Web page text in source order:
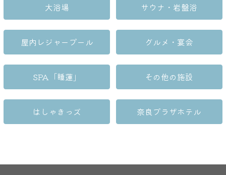
大浴場 サウナ・岩盤浴
屋内レジャープール グルメ・宴会
SPA「睡蓮」 その他の施設
はしゃきっズ 奈良プラザホテル